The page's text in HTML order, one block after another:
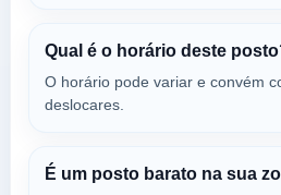
CEPSA DE
a 16.03 Km
Rua Hortas Do Chão, Lote 16
Qual é o horário deste
O horário pode variar e convém
deslocares.
É um posto barato na sua